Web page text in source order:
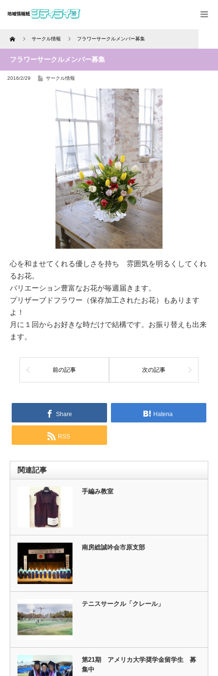
Home サークル情報 フラワーサークルメンバー募集
フラワーサークルメンバー募集
2016/2/29 サークル情報
心を和ませてくれる優しさを持ち 雰囲気を明るくしてくれ
るお花。
バリエーション豊富なお花が毎週届きます。
プリザーブドフラワー（保存加工されたお花）もあります
よ！
月に１回からお好きな時だけで結構です。お振り替えも出来
ます。
前の記事 次の記事
Share Hatena
RSS
関連記事
手編み教室
南房総誠吟会市原支部
テニスサークル「クレール」
第21期 アメリカ大学奨学金留学生 募
集中